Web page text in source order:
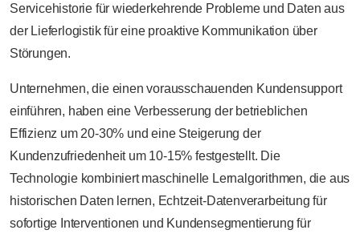
Servicehistorie für wiederkehrende Probleme und Daten aus
der Lieferlogistik für eine proaktive Kommunikation über
Störungen.
Unternehmen, die einen vorausschauenden Kundensupport
einführen, haben eine Verbesserung der betrieblichen
Effizienz um 20-30% und eine Steigerung der
Kundenzufriedenheit um 10-15% festgestellt. Die
Technologie kombiniert maschinelle Lernalgorithmen, die aus
historischen Daten lernen, Echtzeit-Datenverarbeitung für
sofortige Interventionen und Kundensegmentierung für